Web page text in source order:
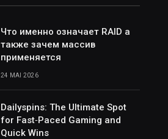
Что именно означает RAID а
также зачем массив
применяется
24 MAI 2026
Dailyspins: The Ultimate Spot
for Fast‑Paced Gaming and
Quick Wins